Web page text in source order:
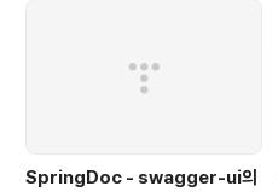
SpringDoc - swagger-ui의